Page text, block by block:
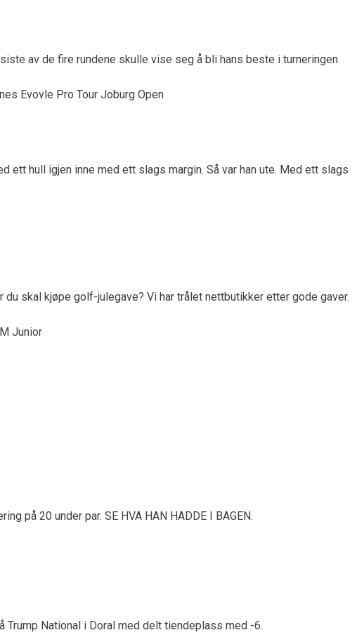
av de fire rundene skulle vise seg å bli hans beste i turneringen.
ett hull igjen inne med ett slags margin. Så var han ute. Med ett slags
skal kjøpe golf-julegave? Vi har trålet nettbutikker etter gode gaver.
på 20 under par. SE HVA HAN HADDE I BAGEN.
National i Doral med delt tiendeplass med -6.